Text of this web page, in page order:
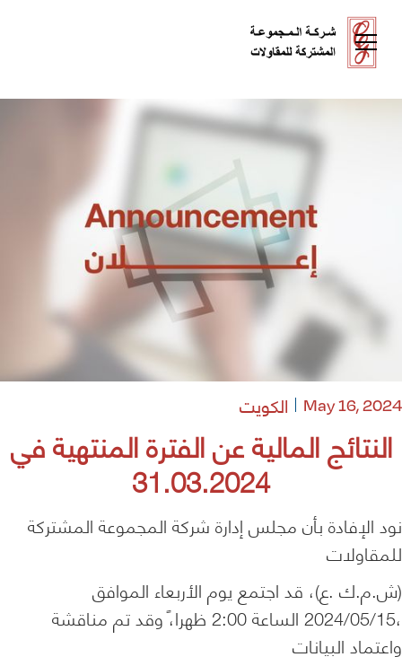
النتائج المالية عن الفترة المنتهية في
31.03.2024
May 16, 2024 الكويت
نود الإفادة بأن مجلس إدارة شركة المجموعة المشتركة
للمقاولات
(ش.م.ك .ع)، قد اجتمع يوم الأربعاء الموافق
،2024/05/15 الساعة 2:00 ظهرا،ً وقد تم مناقشة
واعتماد البيانات